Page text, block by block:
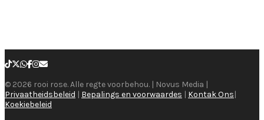
© 2026 rooi rose. Alle regte voorbehou. | Novus Media |
Privaatheidsbeleid | Bepalings en voorwaardes | Kontak Ons|
Koekiebeleid